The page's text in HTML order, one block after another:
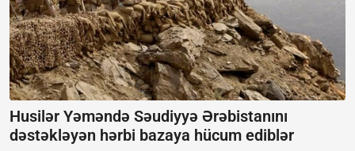
Husilər Yəməndə Səudiyyə Ərəbistanını
dəstəkləyən hərbi bazaya hücum ediblər